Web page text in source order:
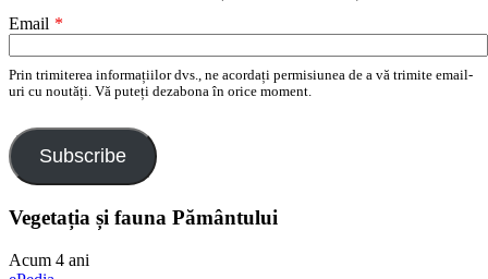
Email *
Prin trimiterea informațiilor dvs., ne acordați permisiunea de a vă trimite email-
uri cu noutăți. Vă puteți dezabona în orice moment.
Subscribe
Vegetația și fauna Pământului
Acum 4 ani